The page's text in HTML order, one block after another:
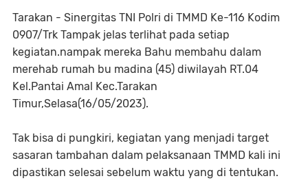
Tarakan - Sinergitas TNI Polri di TMMD Ke-116 Kodim
0907/Trk Tampak jelas terlihat pada setiap
kegiatan.nampak mereka Bahu membahu dalam
merehab rumah bu madina (45) diwilayah RT.04
Kel.Pantai Amal Kec.Tarakan
Timur,Selasa(16/05/2023).
Tak bisa di pungkiri, kegiatan yang menjadi target
sasaran tambahan dalam pelaksanaan TMMD kali ini
dipastikan selesai sebelum waktu yang di tentukan.